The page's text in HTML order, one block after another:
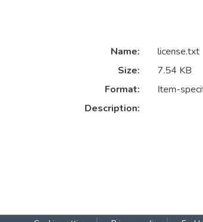
Name:
license.txt
Size:
7.54 KB
Format:
Item-
Description: